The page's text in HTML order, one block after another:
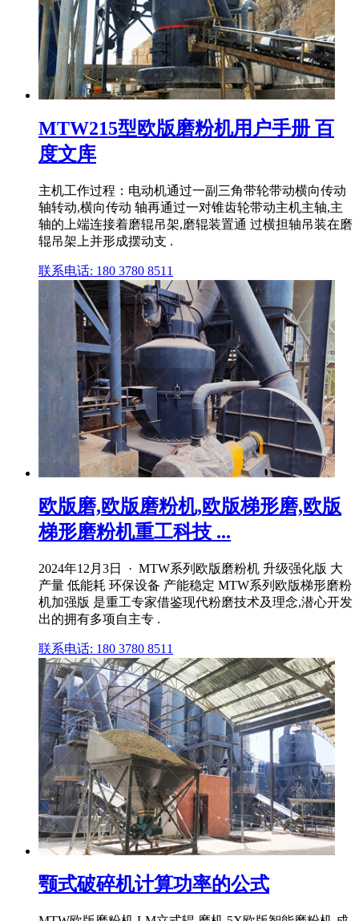
MTW215型欧版磨粉机用户手册 百
度文库
主机工作过程：电动机通过一副三角带轮带动横向传动
轴转动,横向传动 轴再通过一对锥齿轮带动主机主轴,主
轴的上端连接着磨辊吊架,磨辊装置通 过横担轴吊装在磨
辊吊架上并形成摆动支 .
联系电话: 180 3780 8511
欧版磨,欧版磨粉机,欧版梯形磨,欧版
梯形磨粉机重工科技 ...
2024年12月3日 · MTW系列欧版磨粉机 升级强化版 大
产量 低能耗 环保设备 产能稳定 MTW系列欧版梯形磨粉
机加强版 是重工专家借鉴现代粉磨技术及理念,潜心开发
出的拥有多项自主专 .
联系电话: 180 3780 8511
颚式破碎机计算功率的公式